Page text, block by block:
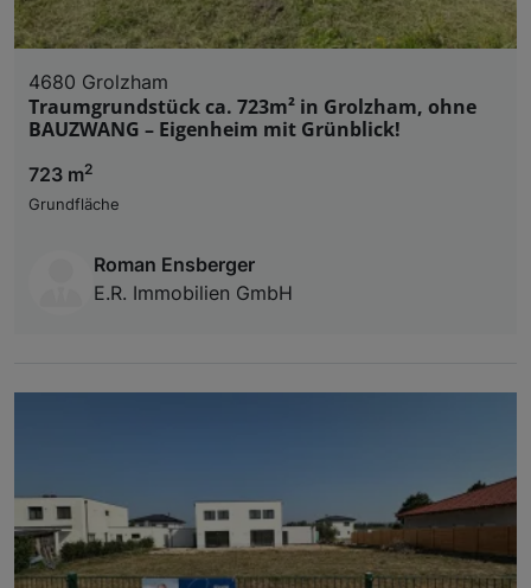
4680 Grolzham
Traumgrundstück ca. 723m² in Grolzham, ohne
BAUZWANG – Eigenheim mit Grünblick!
723 m2
Grundfläche
Roman Ensberger
E.R. Immobilien GmbH